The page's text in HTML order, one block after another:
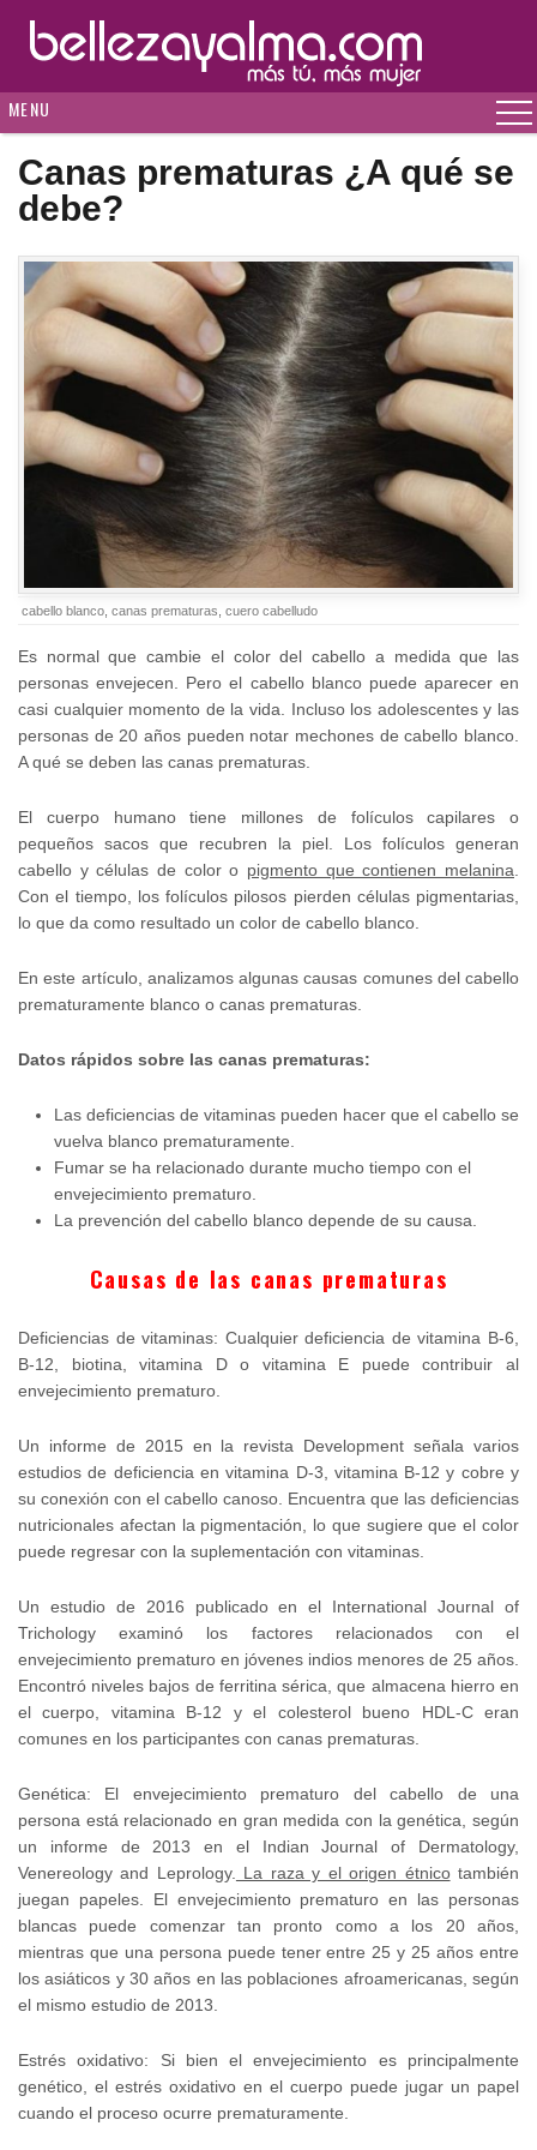
MENU
Canas prematuras ¿A qué se
debe?
cabello blanco canas prematuras cuero cabelludo
Es normal que cambie el color del cabello a medida que las
personas envejecen. Pero el cabello blanco puede aparecer en
casi cualquier momento de la vida. Incluso los adolescentes y las
personas de 20 años pueden notar mechones de cabello blanco.
A qué se deben las canas prematuras.
El cuerpo humano tiene millones de folículos capilares o
pequeños sacos que recubren la piel. Los folículos generan
cabello y células de color o pigmento que contienen melanina.
Con el tiempo, los folículos pilosos pierden células pigmentarias,
lo que da como resultado un color de cabello blanco.
En este artículo, analizamos algunas causas comunes del cabello
prematuramente blanco o canas prematuras.
Datos rápidos sobre las canas prematuras:
Las deficiencias de vitaminas pueden hacer que el cabello se
vuelva blanco prematuramente.
Fumar se ha relacionado durante mucho tiempo con el
envejecimiento prematuro.
La prevención del cabello blanco depende de su causa.
Causas de las canas prematuras
Deficiencias de vitaminas: Cualquier deficiencia de vitamina B-6,
B-12, biotina, vitamina D o vitamina E puede contribuir al
envejecimiento prematuro.
Un informe de 2015 en la revista Development señala varios
estudios de deficiencia en vitamina D-3, vitamina B-12 y cobre y
su conexión con el cabello canoso. Encuentra que las deficiencias
nutricionales afectan la pigmentación, lo que sugiere que el color
puede regresar con la suplementación con vitaminas.
Un estudio de 2016 publicado en el International Journal of
Trichology examinó los factores relacionados con el
envejecimiento prematuro en jóvenes indios menores de 25 años.
Encontró niveles bajos de ferritina sérica, que almacena hierro en
el cuerpo, vitamina B-12 y el colesterol bueno HDL-C eran
comunes en los participantes con canas prematuras.
Genética: El envejecimiento prematuro del cabello de una
persona está relacionado en gran medida con la genética, según
un informe de 2013 en el Indian Journal of Dermatology,
Venereology and Leprology. La raza y el origen étnicotambién
juegan papeles. El envejecimiento prematuro en las personas
blancas puede comenzar tan pronto como a los 20 años,
mientras que una persona puede tener entre 25 y 25 años entre
los asiáticos y 30 años en las poblaciones afroamericanas, según
el mismo estudio de 2013.
Estrés oxidativo: Si bien el envejecimiento es principalmente
genético, el estrés oxidativo en el cuerpo puede jugar un papel
cuando el proceso ocurre prematuramente.